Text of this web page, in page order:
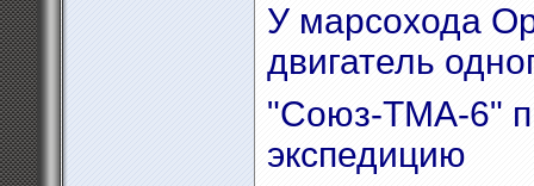
У марсохода
двигатель
"Союз-ТМА-6"
экспедицию